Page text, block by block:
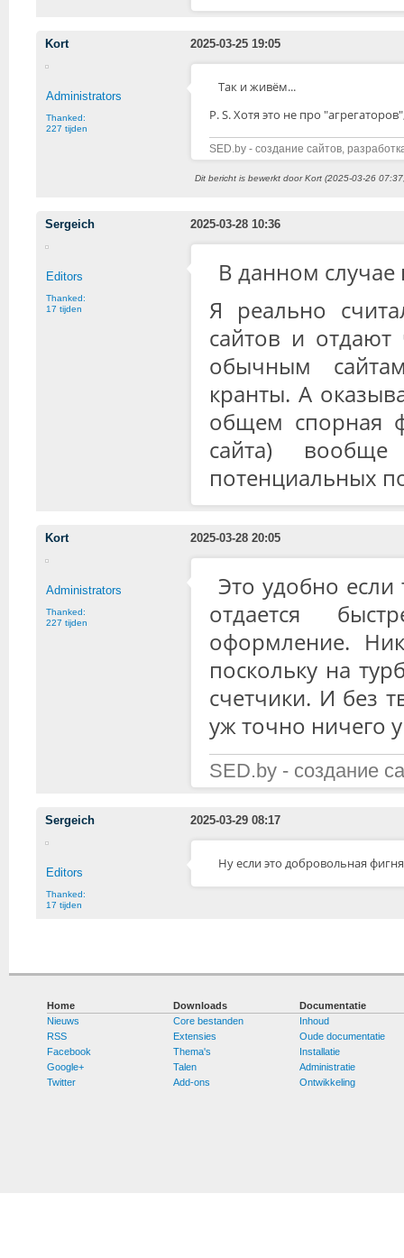
Kort 2025-03-25 19:05
Administrators
Thanked:
227 tijden
Так и живём...
P. S. Хотя это не про
SED.by - создание сайтов,
Dit bericht is bewerkt door Kort (2025-03-26
Sergeich 2025-03-28 10:36
Editors
Thanked:
17 tijden
В данном случае
Я реально
сайтов и
обычным
кранты. А
общем спорная
сайта)
потенциальных
Kort 2025-03-28 20:05
Administrators
Thanked:
227 tijden
Это удобно
отдается
оформление.
поскольку на
счетчики. И без
уж точно ничего
SED.by - создание
Sergeich 2025-03-29 08:17
Editors
Thanked:
17 tijden
Ну если это добровольная
Home
Nieuws
RSS
Facebook
Google+
Twitter
Downloads
Core bestanden
Extensies
Thema's
Talen
Add-ons
Documentatie
Inhoud
Oude documentatie
Installatie
Administratie
Ontwikkeling